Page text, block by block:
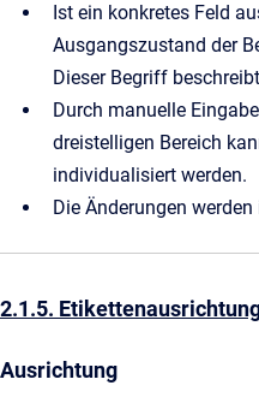
Ist ein konkretes Feld
Ausgangszustand der
Dieser Begriff
Durch manuelle
dreistelligen Bereich
individualisiert werden.
Die Änderungen
2.1.5.
Ausrichtung